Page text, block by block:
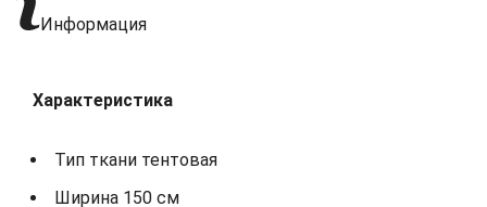
Информация
Характеристика
Тип ткани тентовая
Ширина 150 см